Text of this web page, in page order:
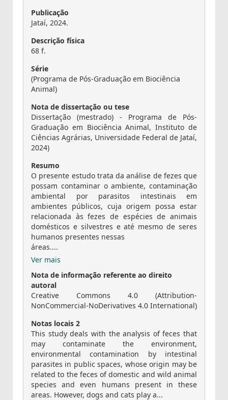
Publicação
Jataí, 2024.
Descrição física
68 f.
Série
(Programa de Pós-Graduação em Biociência
Animal)
Nota de dissertação ou tese
Dissertação (mestrado) - Programa de Pós-
Graduação em Biociência Animal, Instituto de
Ciências Agrárias, Universidade Federal de Jataí,
2024)
Resumo
O presente estudo trata da análise de fezes que
possam contaminar o ambiente, contaminação
ambiental por parasitos intestinais em
ambientes públicos, cuja origem possa estar
relacionada às fezes de espécies de animais
domésticos e silvestres e até mesmo de seres
humanos presentes nessas
áreas....
Ver mais
Nota de informação referente ao direito
autoral
Creative Commons 4.0 (Attribution-
NonCommercial-NoDerivatives 4.0 International)
Notas locais 2
This study deals with the analysis of feces that
may contaminate the environment,
environmental contamination by intestinal
parasites in public spaces, whose origin may be
related to the feces of domestic and wild animal
species and even humans present in these
areas. However, dogs and cats play a...